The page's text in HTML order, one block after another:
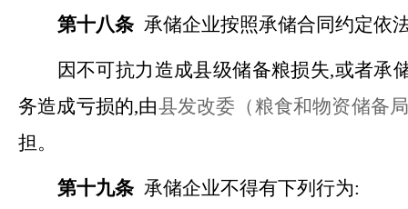
第十八条 承储企业按照承储合同约定依
因不可抗力造成县级储备粮损失,或者承
务造成亏损的,由县发改委（粮食和物资储备
担。
第十九条 承储企业不得有下列行为: